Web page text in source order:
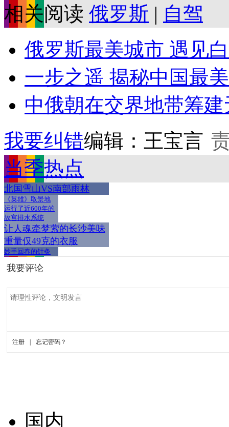
相关阅读 俄罗斯 | 自驾
俄罗斯最美城市 遇见
一步之遥 揭秘中国最
中俄朝在交界地带筹
我要纠错编辑：王宝言
当季热点
北国雪山VS南部雨林
《英雄》取景地
运行了近600年的
故宫排水系统
让人魂牵梦萦的长沙美味
重量仅49克的衣服
妙手回春的针灸
国内